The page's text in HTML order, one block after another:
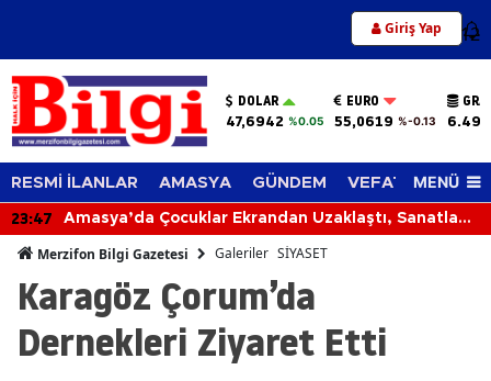
Giriş Yap 12
DOLAR
47,6942 %0.05
EURO
55,0619 %-0.13
RESMİ İLANLAR AMASYA GÜNDEM VEFAT EDENLER
MENÜ
23:08 Merzifon OSB'de Gelecek Konuşuldu
Merzifon Bilgi Gazetesi Galeriler SİYASET
Karagöz Çorum’da
Dernekleri Ziyaret Etti